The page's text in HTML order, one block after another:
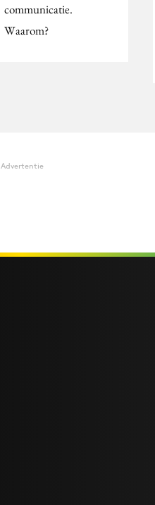
communicatie.
Waarom?
Advertentie